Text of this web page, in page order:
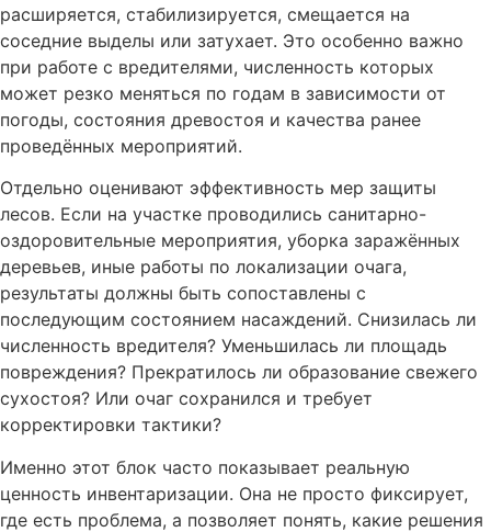
расширяется, стабилизируется, смещается на
соседние выделы или затухает. Это особенно важно
при работе с вредителями, численность которых
может резко меняться по годам в зависимости от
погоды, состояния древостоя и качества ранее
проведённых мероприятий.
Отдельно оценивают эффективность мер защиты
лесов. Если на участке проводились санитарно-
оздоровительные мероприятия, уборка заражённых
деревьев, иные работы по локализации очага,
результаты должны быть сопоставлены с
последующим состоянием насаждений. Снизилась ли
численность вредителя? Уменьшилась ли площадь
повреждения? Прекратилось ли образование свежего
сухостоя? Или очаг сохранился и требует
корректировки тактики?
Именно этот блок часто показывает реальную
ценность инвентаризации. Она не просто фиксирует,
где есть проблема, а позволяет понять, какие решения